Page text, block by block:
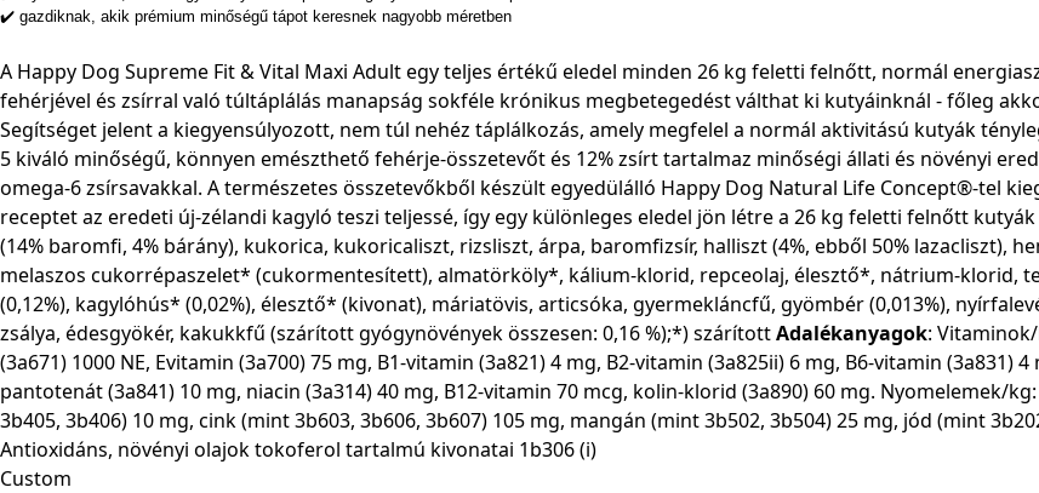
✔️ gazdiknak, akik prémium minőségű tápot keresnek nagyobb méretben
A Happy Dog Supreme Fit & Vital Maxi Adult egy teljes értékű eledel minden 26 kg feletti felnőtt, normál
fehérjével és zsírral való túltáplálás manapság sokféle krónikus megbetegedést válthat ki kutyáinknál - főleg
Segítséget jelent a kiegyensúlyozott, nem túl nehéz táplálkozás, amely megfelel a normál aktivitású kutyák
5 kiváló minőségű, könnyen emészthető fehérje-összetevőt és 12% zsírt tartalmaz minőségi állati és növényi
omega-6 zsírsavakkal. A természetes összetevőkből készült egyedülálló Happy Dog Natural Life Concept®-tel
receptet az eredeti új-zélandi kagyló teszi teljessé, így egy különleges eledel jön létre a 26 kg feletti felnőtt kutyák
(14% baromfi, 4% bárány), kukorica, kukoricaliszt, rizsliszt, árpa, baromfizsír, halliszt (4%, ebből 50% lazacliszt),
melaszos cukorrépaszelet* (cukormentesített), almatörköly*, kálium-klorid, repceolaj, élesztő*, nátrium-klorid,
(0,12%), kagylóhús* (0,02%), élesztő* (kivonat), máriatövis, articsóka, gyermekláncfű, gyömbér (0,013%),
zsálya, édesgyökér, kakukkfű (szárított gyógynövények összesen: 0,16 %);*) szárítottAdalékanyagok:
(3a671) 1000 NE, Evitamin (3a700) 75 mg, B1-vitamin (3a821) 4 mg, B2-vitamin (3a825ii) 6 mg, B6-vitamin (3a831)
pantotenát (3a841) 10 mg, niacin (3a314) 40 mg, B12-vitamin 70 mcg, kolin-klorid (3a890) 60 mg. Nyomelemek/
3b405, 3b406) 10 mg, cink (mint 3b603, 3b606, 3b607) 105 mg, mangán (mint 3b502, 3b504) 25 mg, jód (mint
Antioxidáns, növényi olajok tokoferol tartalmú kivonatai 1b306 (i)
Custom